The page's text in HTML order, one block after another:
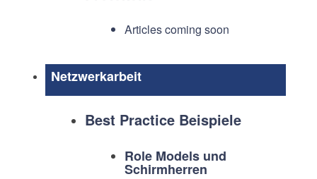
Articles coming soon
Netzwerkarbeit
Best Practice Beispiele
Role Models und
Schirmherren